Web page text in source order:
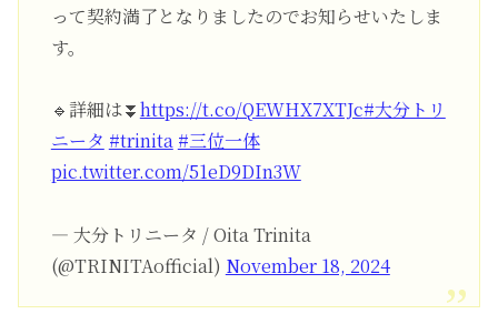
って契約満了となりましたのでお知らせいたしま
す。
🔹詳細は⏬https://t.co/QEWHX7XTJc#大分トリ
ニータ #trinita #三位一体
pic.twitter.com/51eD9DIn3W
— 大分トリニータ / Oita Trinita
(@TRINITAofficial) November 18, 2024